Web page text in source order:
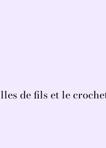
de fils et le